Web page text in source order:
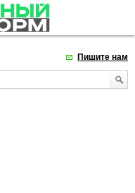
Пишите нам